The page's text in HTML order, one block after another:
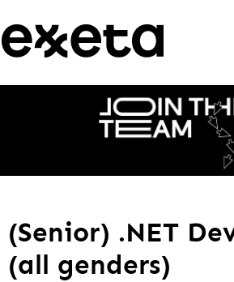
(Senior) .NET
(all genders)